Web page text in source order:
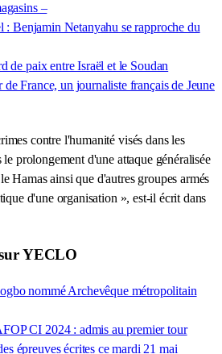
–
: Benjamin Netanyahu se rapproche du
de paix entre Israël et le Soudan
de France, un journaliste français de Jeune
contre l'humanité visés dans les
prolongement d'une attaque généralisée
Hamas ainsi que d'autres groupes armés
d'une organisation », est-il écrit dans
YECLO
nommé Archevêque métropolitain
CI 2024 : admis au premier tour
épreuves écrites ce mardi 21 mai